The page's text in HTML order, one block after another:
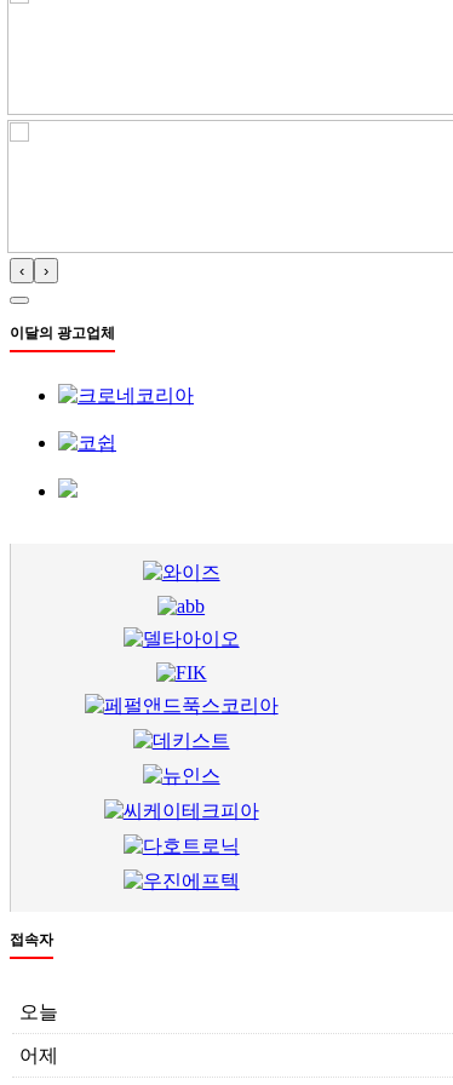
‹ ›
이달의 광고업체
접속자
오늘
어제